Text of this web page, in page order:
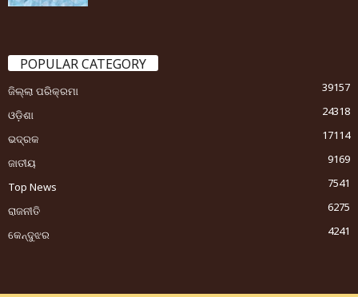
POPULAR CATEGORY
ଜିଲ୍ଲା ପରିକ୍ରମା
39157
ଓଡ଼ିଶା
24318
ଭଦ୍ରକ
17114
ଜାତୀୟ
9169
Top News
7541
ରାଜନୀତି
6275
କେନ୍ଦୁଝର
4241